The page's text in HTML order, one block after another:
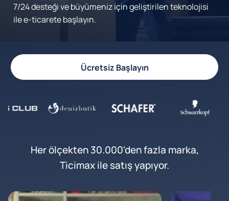
7/24 desteği ve büyümeniz için geliştirilen teknolojisi
ile e-ticarete başlayın.
Ücretsiz Başlayın
Her ölçekten 30.000'den fazla marka,
Ticimax ile satış yapıyor.